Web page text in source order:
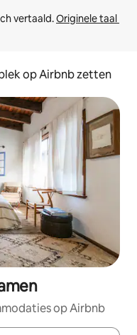
vertaald. Originele taal
op Airbnb zetten
op Airbnb